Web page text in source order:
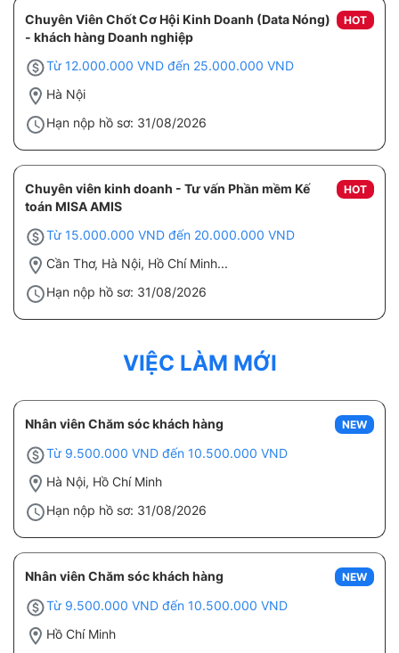
HOT
Chuyên Viên Chốt Cơ Hội Kinh Doanh (Data Nóng)
- khách hàng Doanh nghiệp
Từ 12.000.000 VND đến 25.000.000 VND
Hà Nội
Hạn nộp hồ sơ: 31/08/2026
HOT
Chuyên viên kinh doanh - Tư vấn Phần mềm Kế
toán MISA AMIS
Từ 15.000.000 VND đến 20.000.000 VND
Cần Thơ, Hà Nội, Hồ Chí Minh...
Hạn nộp hồ sơ: 31/08/2026
VIỆC LÀM MỚI
NEW
Nhân viên Chăm sóc khách hàng
Từ 9.500.000 VND đến 10.500.000 VND
Hà Nội, Hồ Chí Minh
Hạn nộp hồ sơ: 31/08/2026
NEW
Nhân viên Chăm sóc khách hàng
Từ 9.500.000 VND đến 10.500.000 VND
Hồ Chí Minh